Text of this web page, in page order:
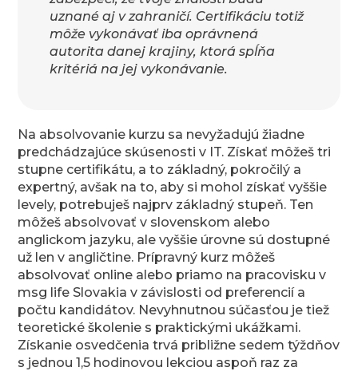
uznané aj v zahraničí. Certifikáciu totiž
môže vykonávať iba oprávnená
autorita danej krajiny, ktorá spĺňa
kritériá na jej vykonávanie.
Na absolvovanie kurzu sa nevyžadujú žiadne
predchádzajúce skúsenosti v IT. Získať môžeš tri
stupne certifikátu, a to základný, pokročilý a
expertný, avšak na to, aby si mohol získať vyššie
levely, potrebuješ najprv základný stupeň. Ten
môžeš absolvovať v slovenskom alebo
anglickom jazyku, ale vyššie úrovne sú dostupné
už len v angličtine. Prípravný kurz môžeš
absolvovať online alebo priamo na pracovisku v
msg life Slovakia v závislosti od preferencií a
počtu kandidátov. Nevyhnutnou súčasťou je tiež
teoretické školenie s praktickými ukážkami.
Získanie osvedčenia trvá približne sedem týždňov
s jednou 1,5 hodinovou lekciou aspoň raz za